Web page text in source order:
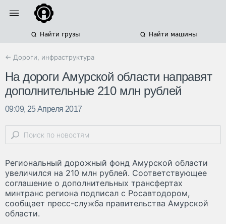
Найти грузы Найти машины
← Дороги, инфраструктура
На дороги Амурской области направят
дополнительные 210 млн рублей
09:09, 25 Апреля 2017
Региональный дорожный фонд Амурской области
увеличился на 210 млн рублей. Соответствующее
соглашение о дополнительных трансфертах
минтранс региона подписал с Росавтодором,
сообщает пресс-служба правительства Амурской
области.